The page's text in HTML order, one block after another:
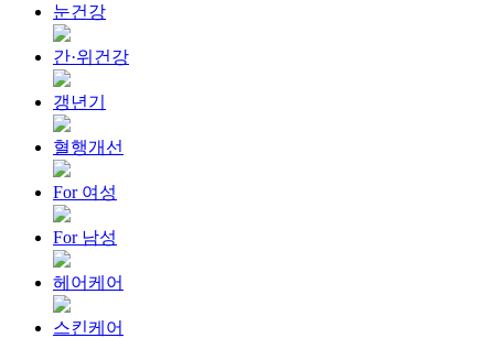
눈건강
간·위건강
갱년기
혈행개선
For 여성
For 남성
헤어케어
스킨케어